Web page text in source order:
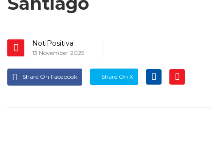
NotiPositiva
13 November 2025
Share On Facebook Share On X